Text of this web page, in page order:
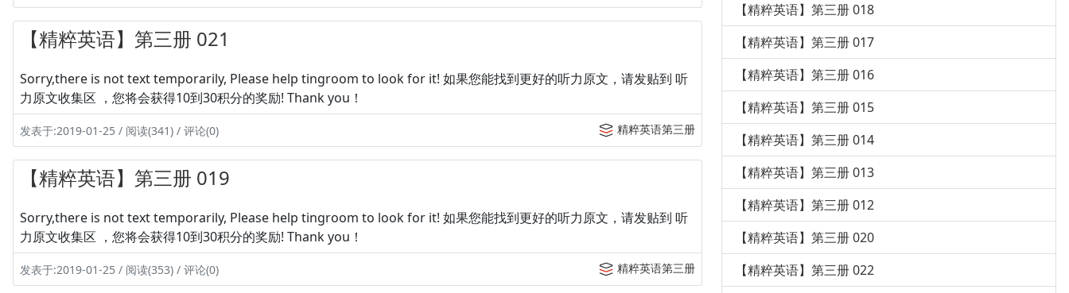
【精粹英语】第三册 021
Sorry,there is not text temporarily, Please help tingroom to look for it! 如果您能找到更好的听力原文，请发贴到 听
力原文收集区 ，您将会获得10到30积分的奖励! Thank you！
发表于:2019-01-25 / 阅读(341) / 评论(0) 精粹英语第三册
【精粹英语】第三册 019
Sorry,there is not text temporarily, Please help tingroom to look for it! 如果您能找到更好的听力原文，请发贴到 听
力原文收集区 ，您将会获得10到30积分的奖励! Thank you！
发表于:2019-01-25 / 阅读(353) / 评论(0) 精粹英语第三册
【精粹英语】第三册 018
【精粹英语】第三册 017
【精粹英语】第三册 016
【精粹英语】第三册 015
【精粹英语】第三册 014
【精粹英语】第三册 013
【精粹英语】第三册 012
【精粹英语】第三册 020
【精粹英语】第三册 022